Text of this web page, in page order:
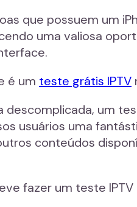
que possuem um
uma valiosa
é um teste grátis IPTV
descomplicada, um
usuários uma
conteúdos
fazer um teste IPTV